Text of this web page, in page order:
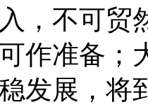
，不可贸
作准备；
发展，将